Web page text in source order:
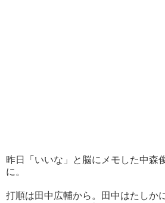
昨日「いいな」と脳にメモした中森
に。
打順は田中広輔から。田中はたしか